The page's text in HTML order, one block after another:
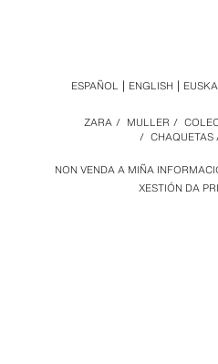
NON VENDA A MIÑA
XESTIÓN DA
ZARA / MULLER /
/ CHAQUETAS
ESPAÑOL ENGLISH